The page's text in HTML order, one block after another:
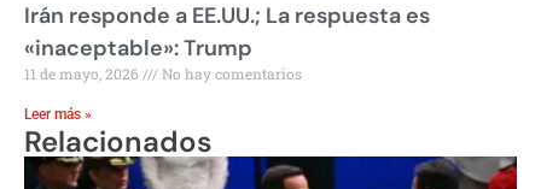
Irán responde a EE.UU.; La respuesta es
«inaceptable»: Trump
11 de mayo, 2026 No hay comentarios
Leer más »
Relacionados